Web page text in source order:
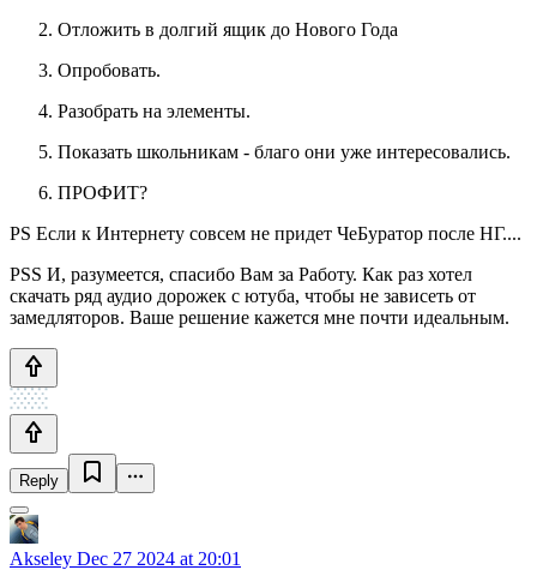
Отложить в долгий ящик до Нового Года
Опробовать.
Разобрать на элементы.
Показать школьникам - благо они уже интересовались.
ПРОФИТ?
PS Если к Интернету совсем не придет ЧеБуратор после НГ....
PSS И, разумеется, спасибо Вам за Работу. Как раз хотел
скачать ряд аудио дорожек с ютуба, чтобы не зависеть от
замедляторов. Ваше решение кажется мне почти идеальным.
Reply
Akseley Dec 27 2024 at 20:01